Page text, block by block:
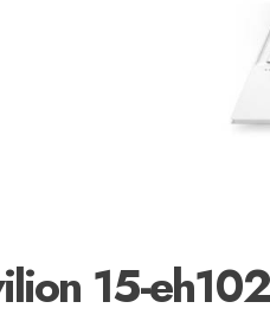
15-